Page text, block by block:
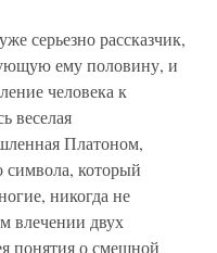
серьезно рассказчик,
ему половину, и
человека к
веселая
Платоном,
который
никогда не
влечении двух
понятия о смешной